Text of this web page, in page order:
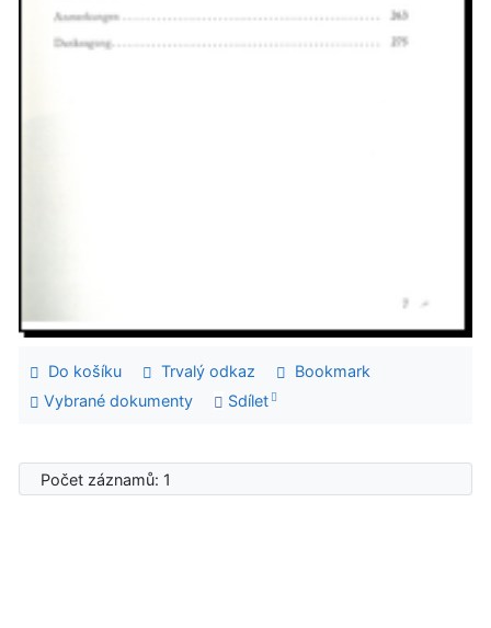
Do košíku Trvalý odkaz
Bookmark
Vybrané dokumenty
Sdílet
Počet záznamů: 1